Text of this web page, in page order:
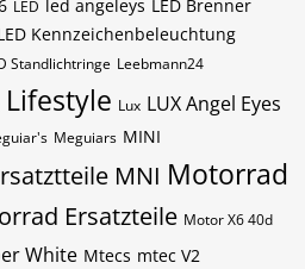
LED led angeleys LED Brenner
Kennzeichenbeleuchtung
Standlichtringe Leebmann24
Lifestyle Lux LUX Angel Eyes
Meguiars MINI
MNI Motorrad
Ersatzteile Motor X6 40d
White Mtecs mtec V2